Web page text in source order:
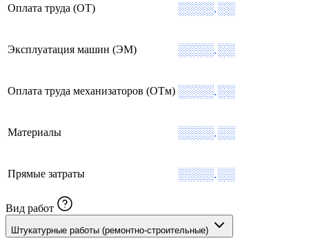
Оплата труда (ОТ) ░░░░.░░
Эксплуатация машин (ЭМ) ░░░░.░░
Оплата труда механизаторов (ОТм) ░░░░.░░
Материалы ░░░░.░░
Прямые затраты ░░░░.░░
Вид работ
Штукатурные работы (ремонтно-строительные)